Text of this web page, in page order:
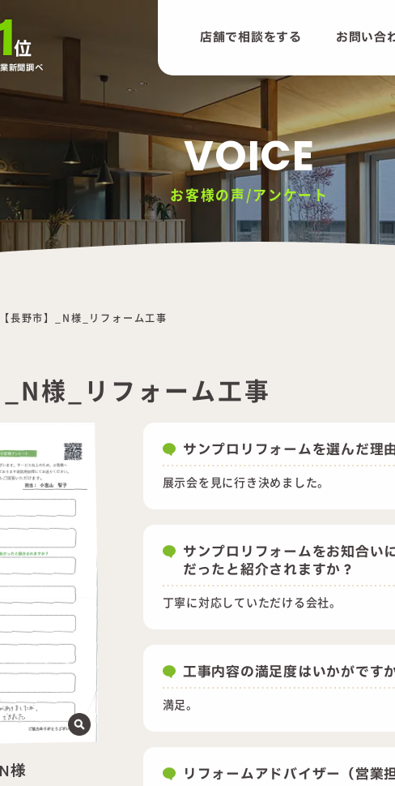
1位
新聞調べ
店舗で相談をする お問い合
VOICE
お客様の声/アンケート
【長野市】_N様_リフォーム工事
_N様_リフォーム工事
様
サンプロリフォームを選んだ理
展示会を見に行き決めました。
サンプロリフォームをお知合い
だったと紹介されますか？
丁寧に対応していただける会社。
工事内容の満足度はいかがです
満足。
リフォームアドバイザー（営業